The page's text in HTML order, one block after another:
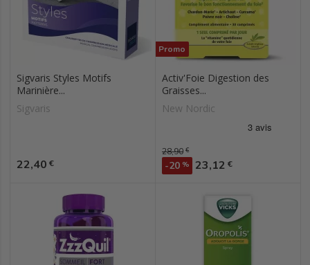
Sigvaris Styles Motifs
Marinière...
Sigvaris
Prix
22,40 €
Promo
Activ'Foie Digestion des
Graisses...
New Nordic
Prix de base
28,90 €
-20 % Prix
23,12 €